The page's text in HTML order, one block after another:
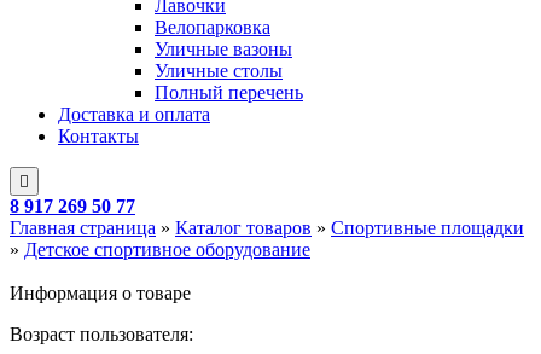
Лавочки
Велопарковка
Уличные вазоны
Уличные столы
Полный перечень
Доставка и оплата
Контакты
8 917 269 50 77
Главная страница » Каталог товаров » Спортивные площадки
» Детское спортивное оборудование
Информация о товаре
Возраст пользователя: